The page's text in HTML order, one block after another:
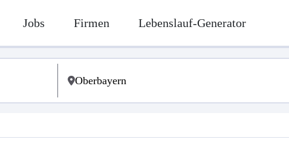
Jobs Firmen Lebenslauf-Generator